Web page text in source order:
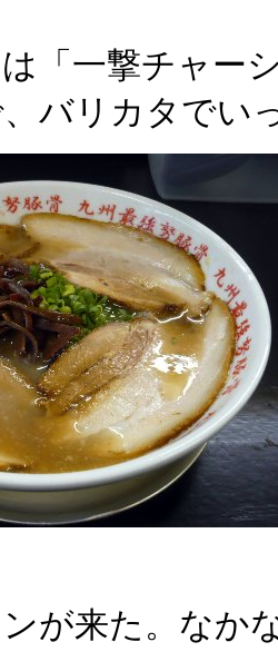
「一撃チャー
バリカタでい
が来た。なか